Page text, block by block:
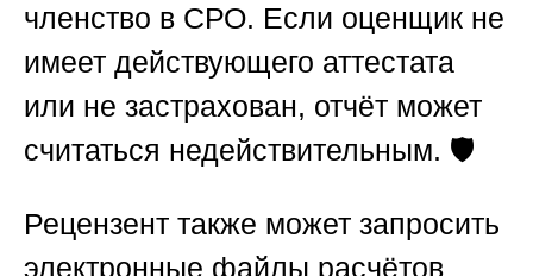
членство в СРО. Если оценщик не
имеет действующего аттестата
или не застрахован, отчёт может
считаться недействительным. 🛡️
Рецензент также может запросить
электронные файлы расчётов